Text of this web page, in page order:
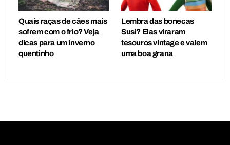
Quais raças de cães mais
sofrem com o frio? Veja
dicas para um inverno
quentinho
Lembra das bonecas
Susi? Elas viraram
tesouros vintage e valem
uma boa grana